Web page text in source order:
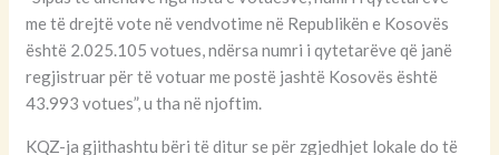
me të drejtë vote në vendvotime në Republikën e Kosovës
është 2.025.105 votues, ndërsa numri i qytetarëve që janë
regjistruar për të votuar me postë jashtë Kosovës është
43.993 votues”, u tha në njoftim.
KQZ-ja gjithashtu bëri të ditur se për zgjedhjet lokale do të